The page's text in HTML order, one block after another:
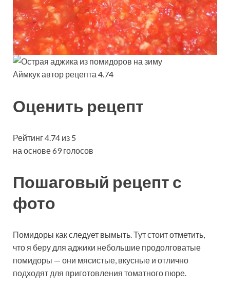
Аймкук автор рецепта 4.74
Оценить рецепт
Рейтинг 4.74 из 5
на основе 69 голосов
Пошаговый рецепт с
фото
Помидоры как следует вымыть. Тут стоит отметить,
что я беру для аджики небольшие продолговатые
помидоры — они мясистые, вкусные и отлично
подходят для приготовления томатного пюре.